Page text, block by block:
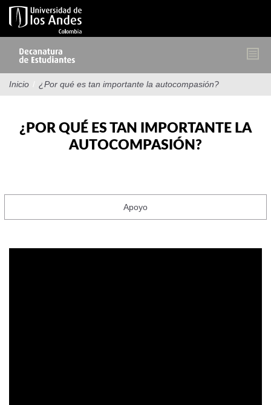
Pasar
contenido
Inicio / ¿Por qué es tan importante la autocompasión?
¿POR QUÉ ES TAN IMPORTANTE LA
AUTOCOMPASIÓN?
Apoyo